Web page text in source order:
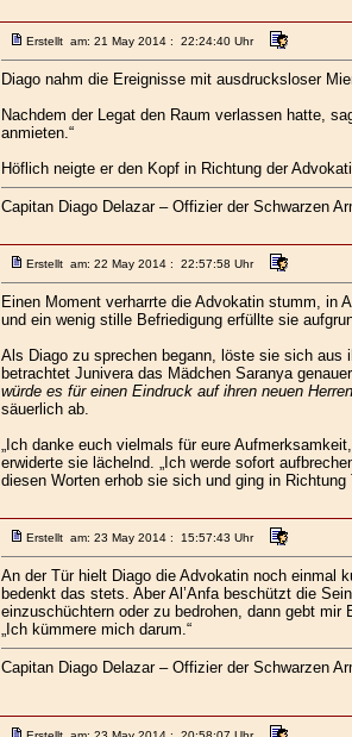
Erstellt am: 21 May 2014 : 22:24:40 Uhr
Diago nahm die Ereignisse mit ausdrucksloser
Nachdem der Legat den Raum verlassen hatte,
anmieten.“
Höflich neigte er den Kopf in Richtung der
Capitan Diago Delazar – Offizier der Schwarzen
Erstellt am: 22 May 2014 : 22:57:58 Uhr
Einen Moment verharrte die Advokatin stumm, in
und ein wenig stille Befriedigung erfüllte sie
Als Diago zu sprechen begann, löste sie sich aus
betrachtet Junivera das Mädchen Saranya
würde es für einen Eindruck auf ihren neuen
säuerlich ab.
„Ich danke euch vielmals für eure
erwiderte sie lächelnd. „Ich werde sofort
diesen Worten erhob sie sich und ging in Richtung
Erstellt am: 23 May 2014 : 15:57:43 Uhr
An der Tür hielt Diago die Advokatin noch einmal
bedenkt das stets. Aber Al’Anfa beschützt die
einzuschüchtern oder zu bedrohen, dann gebt
„Ich kümmere mich darum.“
Capitan Diago Delazar – Offizier der Schwarzen